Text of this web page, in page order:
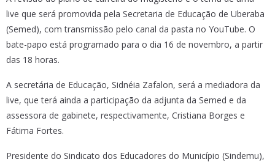
live que será promovida pela Secretaria de Educação de Uberaba
(Semed), com transmissão pelo canal da pasta no YouTube. O
bate-papo está programado para o dia 16 de novembro, a partir
das 18 horas.
A secretária de Educação, Sidnéia Zafalon, será a mediadora da
live, que terá ainda a participação da adjunta da Semed e da
assessora de gabinete, respectivamente, Cristiana Borges e
Fátima Fortes.
Presidente do Sindicato dos Educadores do Município (Sindemu),